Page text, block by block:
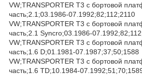
VW;TRANSPORTER T3 c бортовой
часть;2.1;03.1986-07.1992;82;112;2110
VW;TRANSPORTER T3 c бортовой
часть;2.1 Syncro;03.1986-
VW;TRANSPORTER T3 c бортовой
часть;1.6 D;01.1981-07.1987;37;50;1588
VW;TRANSPORTER T3 c бортовой
часть;1.6 TD;10.1984-